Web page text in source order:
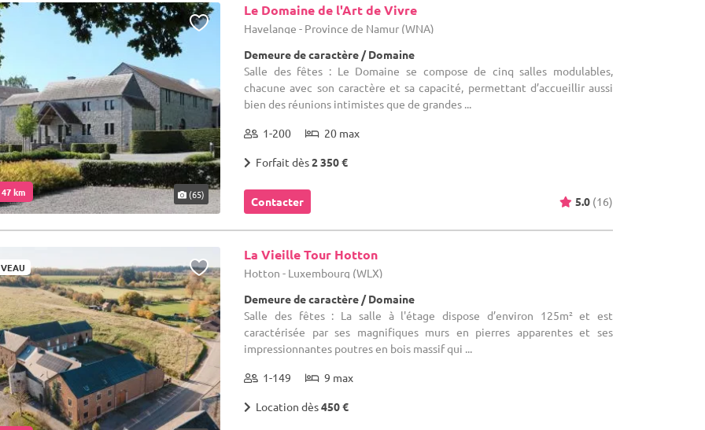
km (65)
Le Domaine de l'Art de Vivre
Havelange - Province de Namur (WNA)
Demeure de caractère / Domaine
Salle des fêtes : Le Domaine se compose de cinq salles modulables,
chacune avec son caractère et sa capacité, permettant d’accueillir aussi
bien des réunions intimistes que de grandes ...
1-200 20 max
Forfait dès2 350 €
Contacter 5.0 (16)
La Vieille Tour Hotton
Hotton - Luxembourg (WLX)
Demeure de caractère / Domaine
Salle des fêtes : La salle à l'étage dispose d’environ 125m² et est
caractérisée par ses magnifiques murs en pierres apparentes et ses
impressionnantes poutres en bois massif qui ...
1-149 9 max
Location dès450 €